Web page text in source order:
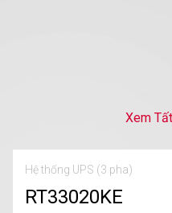
Xem
Hệ thống UPS (3 pha)
RT33020KE